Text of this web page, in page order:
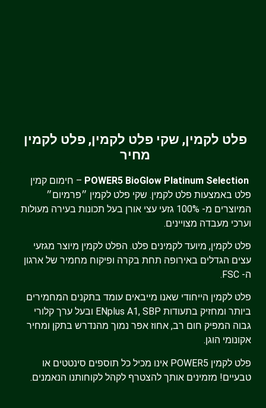
פלט לקמין, שקי פלט לקמין, פלט לקמין
מחיר
– חימום קמין
פלט באמצעות פלט לקמין. שקי פלט לקמין ״פרמיום״
המיוצרים מ- 100% גזעי עצי אורן בעל תכונות בעירה מעולות
וערכי מעבדה מצויינים.
פלט לקמין, מיועד לקמינים פלט. הפלט לקמין מיוצר מגזעי
עצים הגדלים באירופה תחת בקרה ופיקוח מחמיר של ארגון
ה- FSC.
פלט לקמין הייחודי שאנו מייבאים עומד בתקנים המחמירים
ביותר ומחזיק בתעודות ENplus A1, SBP ובעל ערך קלורי
גבוה המפיק חום רב, אחוז אפר נמוך מהנדרש בתקן ומחיר
אקונומי הוגן.
פלט לקמין POWER5 אינו מכיל כל תוספים סינטטים או
טבעיים! מזמינים אותך להצטרף לקהל לקוחותנו הנאמנים.